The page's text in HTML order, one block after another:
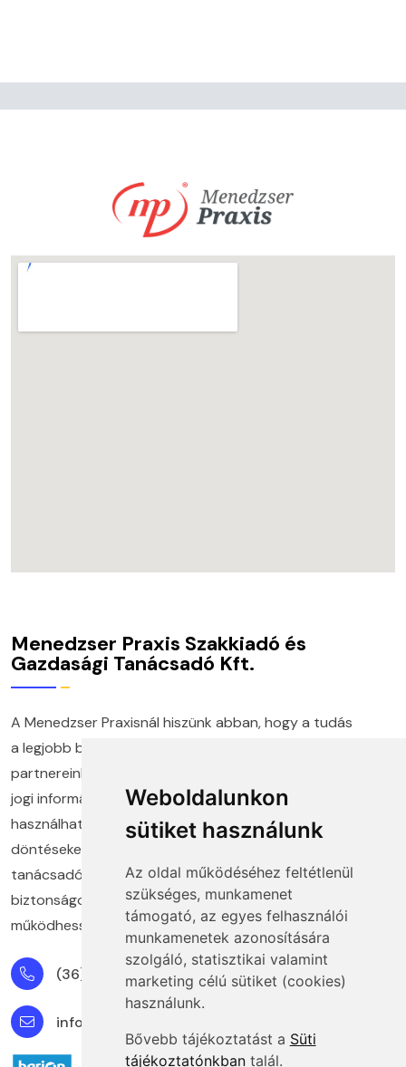
Weboldalunkon
sütiket használunk
Az oldal működéséhez feltétlenül
szükséges, munkamenet
támogató, az egyes felhasználói
munkamenetek azonosítására
szolgáló, statisztikai valamint
marketing célú sütiket (cookies)
használunk.
Bővebb tájékoztatást a Süti
tájékoztatónkbantalál.
Menedzser Praxis Szakkiadó és
Gazdasági Tanácsadó Kft.
A Menedzser Praxisnál hiszünk abban, hogy a tudás
a legjobb befektetés. Több mint húsz éve segítjük
partnereinket abban, hogy naprakész gazdasági és
jogi információkkal, valamint a gyakorlatban is
használható megoldásokkal hozhassanak felelős
döntéseket. Képzéseink, kiadványaink és szakértő
tanácsadóink közös célja, hogy ügyfeleink
biztonságosan, jogkövető módon és eredményesen
működhessenek minden területen.
(36) 1 880 76 00
info@mprx.hu